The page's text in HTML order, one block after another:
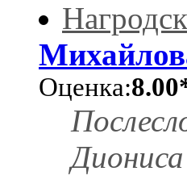
Оценка: